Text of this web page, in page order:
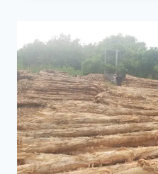
MADIUN